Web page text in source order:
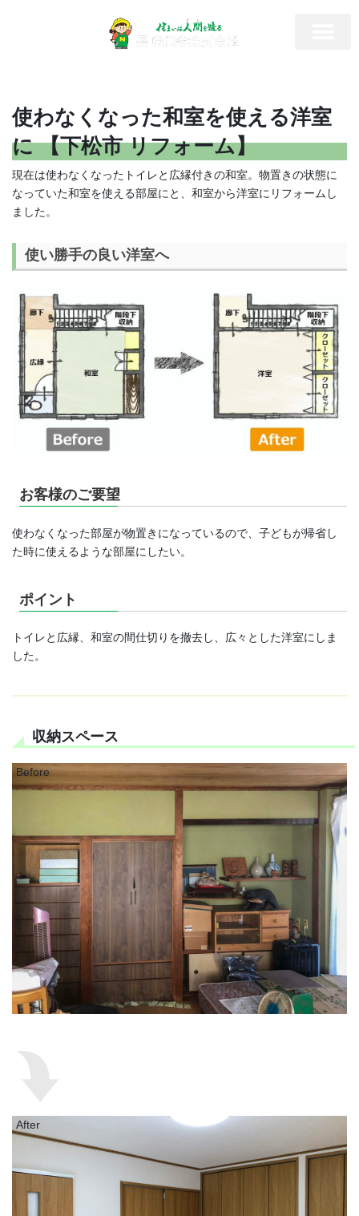
使わなくなった和室を使える洋室
に 【下松市 リフォーム】
現在は使わなくなったトイレと広縁付きの和室。物置きの状態に
なっていた和室を使える部屋にと、和室から洋室にリフォームし
ました。
使い勝手の良い洋室へ
お客様のご要望
使わなくなった部屋が物置きになっているので、子どもが帰省し
た時に使えるような部屋にしたい。
ポイント
トイレと広縁、和室の間仕切りを撤去し、広々とした洋室にしま
した。
収納スペース
Before
After